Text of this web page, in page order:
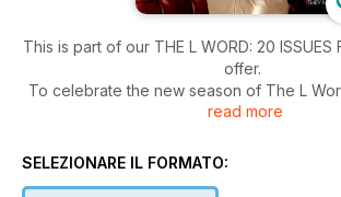
This is part of our THE L WORD: 20 ISSUES
offer.
To celebrate the new season of The L
readers all 20 issues from our archive in
read more
SELEZIONARE IL FORMATO: